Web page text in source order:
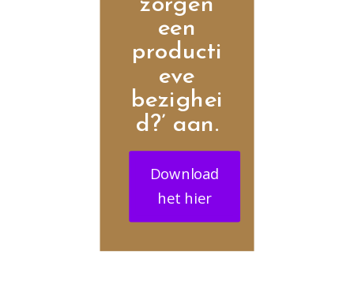
een
producti
eve
bezighei
d?’ aan.
Download
het hier